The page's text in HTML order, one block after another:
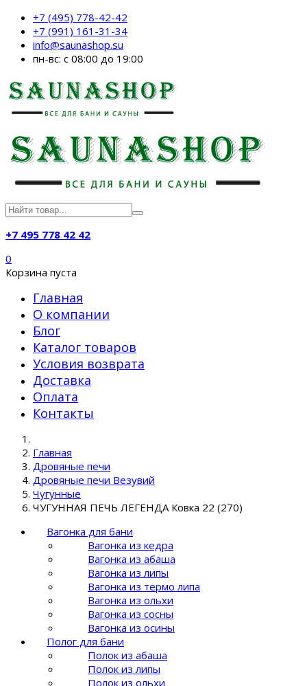
+7 (495) 778-42-42
+7 (991) 161-31-34
info@saunashop.su
пн-вс: с 08:00 до 19:00
+7 495 778 42 42
0
Корзина пуста
Главная
О компании
Блог
Каталог товаров
Условия возврата
Доставка
Оплата
Контакты
Главная
Дровяные печи
Дровяные печи Везувий
Чугунные
ЧУГУННАЯ ПЕЧЬ ЛЕГЕНДА Ковка 22 (270)
Вагонка для бани
Вагонка из кедра
Вагонка из абаша
Вагонка из липы
Вагонка из термо липа
Вагонка из ольхи
Вагонка из сосны
Вагонка из осины
Полог для бани
Полок из абаша
Полок из липы
Полок из ольхи